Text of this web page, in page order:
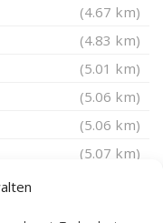
(4.67 km)
(4.83 km)
(5.01 km)
(5.06 km)
(5.06 km)
(5.07 km)